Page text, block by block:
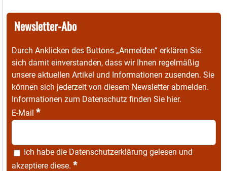
Newsletter-Abo
Durch Anklicken des Buttons „Anmelden“ erklären Sie
sich damit einverstanden, dass wir Ihnen regelmäßig
unsere aktuellen Artikel und Informationen zusenden. Sie
können sich jederzeit von diesem Newsletter abmelden.
Informationen zum Datenschutz finden Sie hier.
E-Mail *
Ich habe die Datenschutzerklärung gelesen und
akzeptiere diese. *